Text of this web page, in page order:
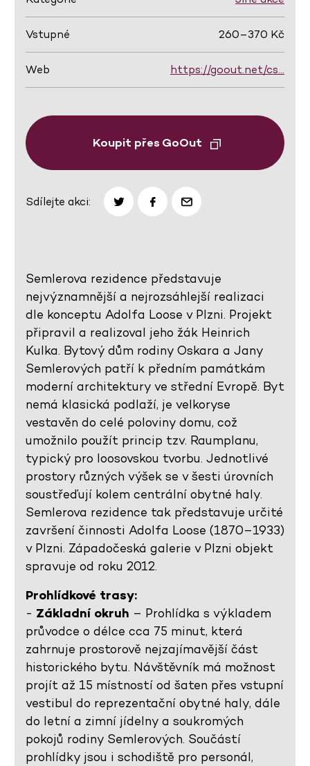
Vstupné 260–370 Kč
Web https://goout.net/cs…
Koupit přes GoOut
Sdílejte akci:
Semlerova rezidence představuje
nejvýznamnější a nejrozsáhlejší realizaci
dle konceptu Adolfa Loose v Plzni. Projekt
připravil a realizoval jeho žák Heinrich
Kulka. Bytový dům rodiny Oskara a Jany
Semlerových patří k předním památkám
moderní architektury ve střední Evropě. Byt
nemá klasická podlaží, je velkoryse
vestavěn do celé poloviny domu, což
umožnilo použít princip tzv. Raumplanu,
typický pro loosovskou tvorbu. Jednotlivé
prostory různých výšek se v šesti úrovních
soustřeďují kolem centrální obytné haly.
Semlerova rezidence tak představuje určité
završení činnosti Adolfa Loose (1870–1933)
v Plzni. Západočeská galerie v Plzni objekt
spravuje od roku 2012.
Prohlídkové trasy:
- Základní okruh – Prohlídka s výkladem
průvodce o délce cca 75 minut, která
zahrnuje prostorově nejzajímavější část
historického bytu. Návštěvník má možnost
projít až 15 místností od šaten přes vstupní
vestibul do reprezentační obytné haly, dále
do letní a zimní jídelny a soukromých
pokojů rodiny Semlerových. Součástí
prohlídky jsou i schodiště pro personál,